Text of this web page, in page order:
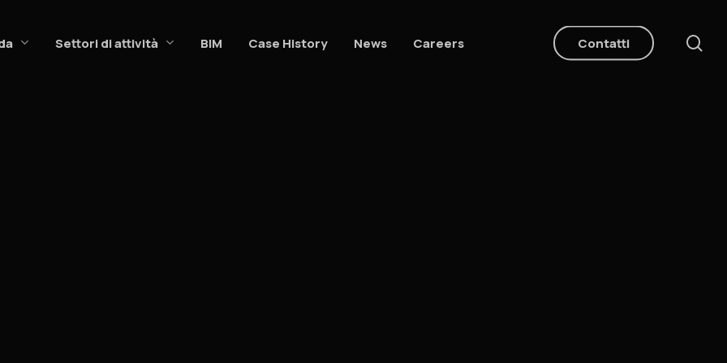
Settori di attività BIM Case History News Careers Contatti